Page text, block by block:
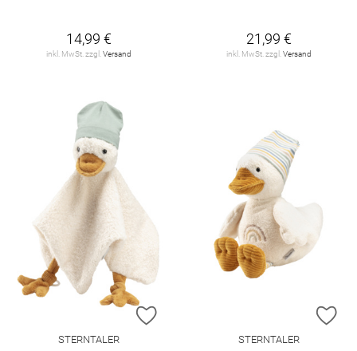
14,99 €
inkl. MwSt. zzgl. Versand
21,99 €
inkl. MwSt. zzgl. Versand
ZUR WUNSCHLISTE HINZUFÜGEN
STERNTALER STERNTALER